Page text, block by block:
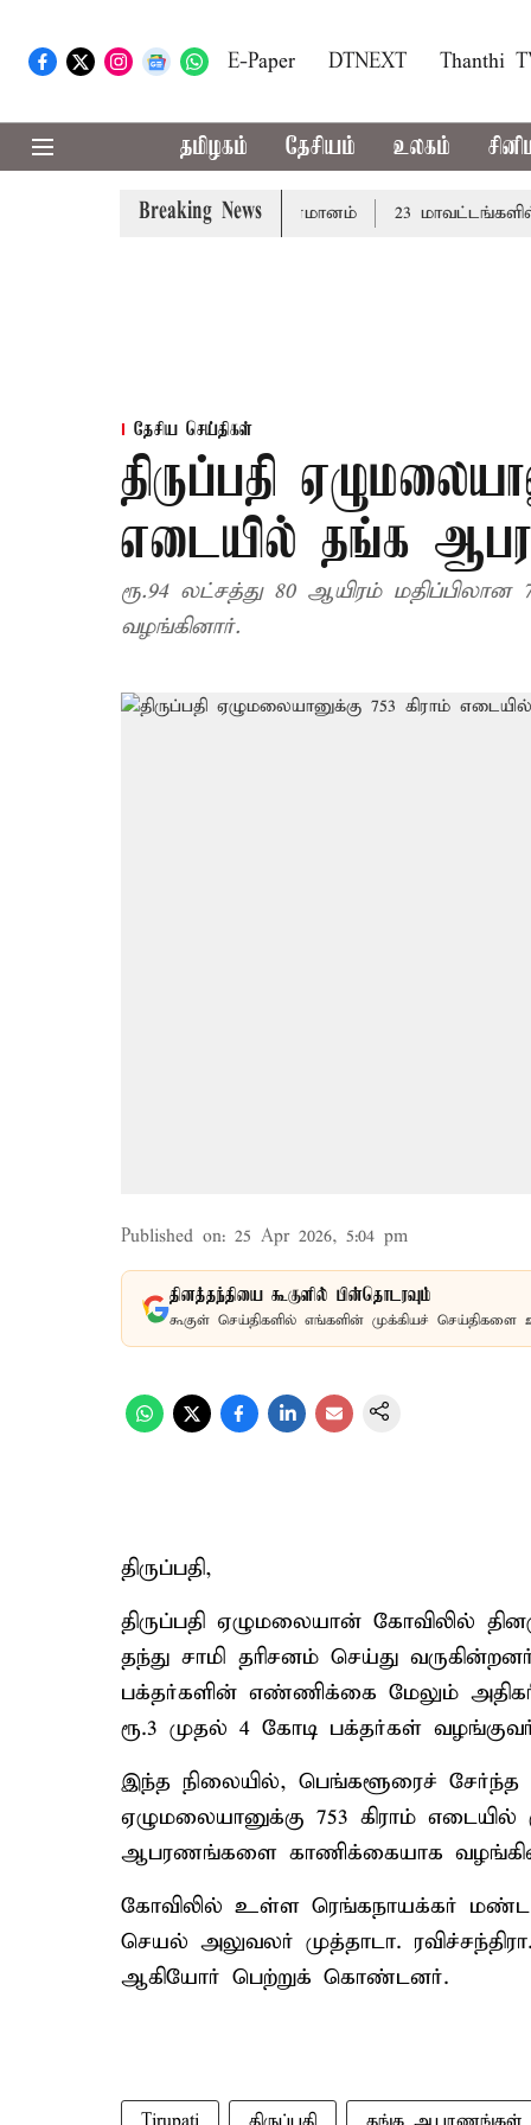
E-Paper DTNEXT Thanthi
தமிழகம் தேசியம் உலகம்
Breaking News
சட்டமன்றத்தில் நாளை தனித்தீர்மானம் 23 மாவட்டங்களில்
தேசிய செய்திகள்
திருப்பதி
எடையில் தங்க
ரூ.94 லட்சத்து 80 ஆயிரம்
வழங்கினார்.
Published on: 25 Apr 2026, 5:04 pm
தினத்தந்தியை கூகுளில் பின்தொடரவும்
கூகுள் செய்திகளில் எங்களின் முக்கியச் செய்திகளை
திருப்பதி,
திருப்பதி ஏழுமலையான் கோவிலில்
தந்து சாமி தரிசனம் செய்து
பக்தர்களின் எண்ணிக்கை மேலும்
ரூ.3 முதல் 4 கோடி பக்தர்கள்
இந்த நிலையில், பெங்களூரைச் சேர்ந்த
ஏழுமலையானுக்கு 753 கிராம்
ஆபரணங்களை காணிக்கையாக
கோவிலில் உள்ள ரெங்கநாயக்கர்
செயல் அலுவலர் முத்தாடா.
ஆகியோர் பெற்றுக் கொண்டனர்.